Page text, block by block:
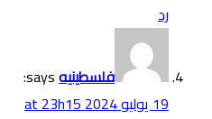
رد
فلسطينيهsays:
19 يوليو 2024 at 23h15